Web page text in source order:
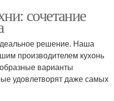
сочетание
решение. Наша
производителем кухонь
варианты
удовлетворят даже самых